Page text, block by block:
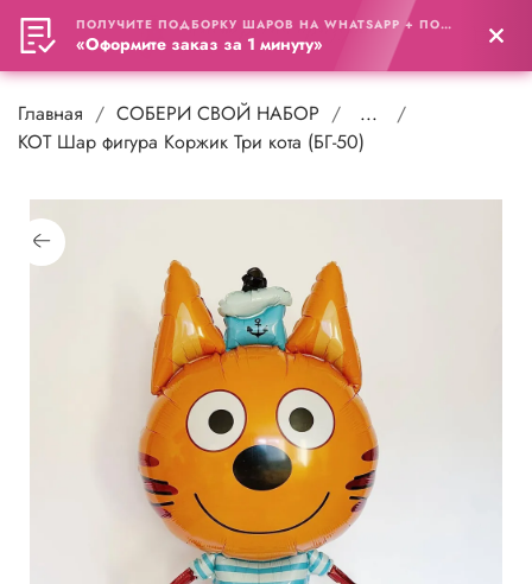
0
Главная СОБЕРИ СВОЙ НАБОР
...
КОТ Шар фигура Коржик Три кота (БГ-50)
ПОЛУЧИТЕ ПОДБОРКУ ШАРОВ НА WHATSAPP + ПОДАРОК
«Оформите заказ за 1 минуту»